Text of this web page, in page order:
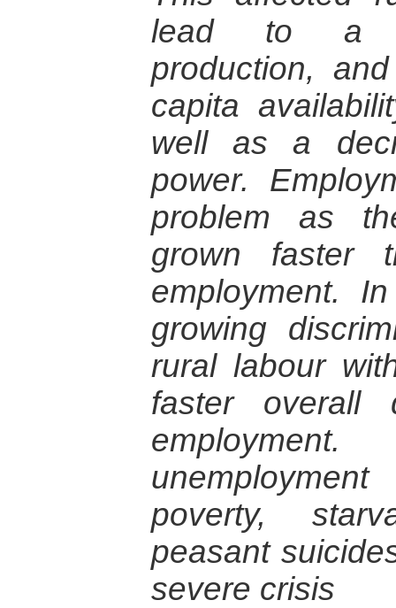
lead to a
production,
capita
well as a
power.
problem as
grown faster
employment.
growing
rural labour
faster overall
poverty,
peasant
severe crisis